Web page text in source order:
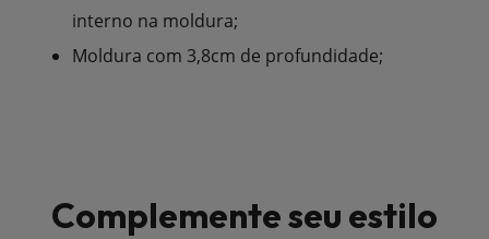
interno na moldura;
Moldura com 3,8cm de profundidade;
Complemente seu estilo